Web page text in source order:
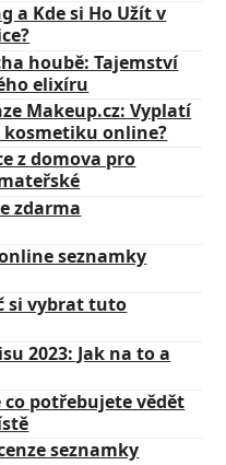
a Kde si Ho Užít v
houbě: Tajemství
elixíru
Makeup.cz: Vyplatí
online?
z domova pro
zdarma
seznamky
si vybrat tuto
2023: Jak na to a
co potřebujete vědět
seznamky